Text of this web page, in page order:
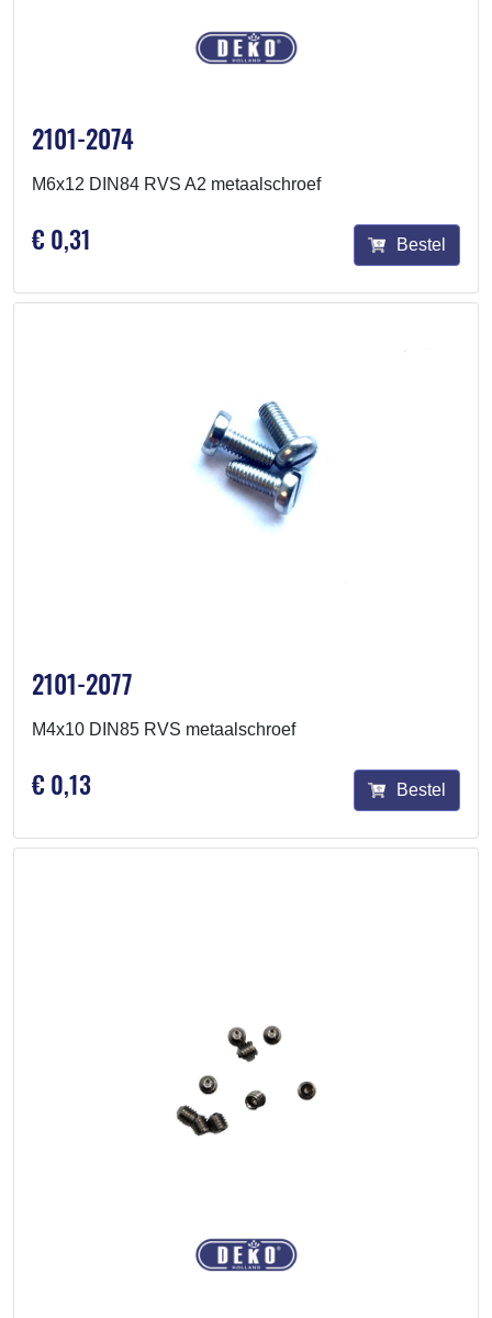
2101-2074
M6x12 DIN84 RVS A2 metaalschroef
€ 0,31 Bestel
2101-2077
M4x10 DIN85 RVS metaalschroef
€ 0,13 Bestel